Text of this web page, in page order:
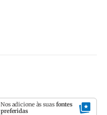
Nos adicione às suas fontes
preferidas